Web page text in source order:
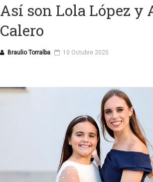
Así son Lola López y
Calero
Braulio Torralba 10 Octubre 2025